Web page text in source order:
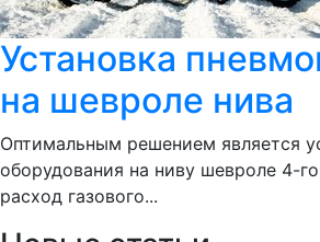
Установка
на шевроле нива
Оптимальным решением является
оборудования на ниву шевроле 4-
расход газового...